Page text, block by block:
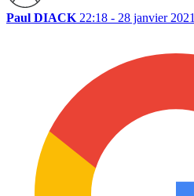
Paul DIACK 22:18 - 28 janvier 2021